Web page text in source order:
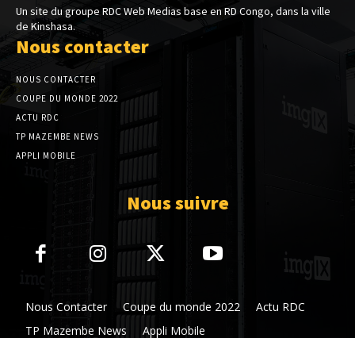
Un site du groupe RDC Web Medias base en RD Congo, dans la ville
de Kinshasa.
Nous contacter
NOUS CONTACTER
COUPE DU MONDE 2022
ACTU RDC
TP MAZEMBE NEWS
APPLI MOBILE
Nous suivre
Nous Contacter Coupe du monde 2022
Actu RDC
TP Mazembe News
Appli Mobile